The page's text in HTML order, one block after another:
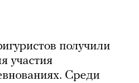
получили
участия
Среди